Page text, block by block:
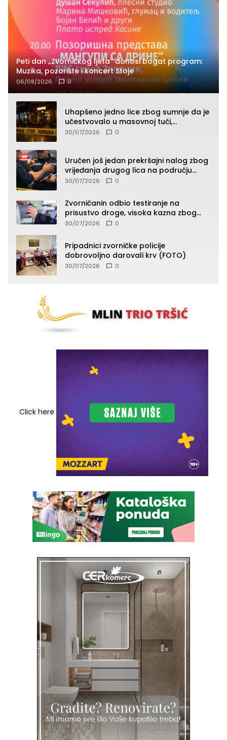
Peti dan „Zvorničkog ljeta“ donosi bogat program:
Muzika, pozorište i koncert Stoje
06/08/2026 0
Uhapšeno jedno lice zbog sumnje da je
učestvovalo u masovnoj tuči,
maloljetnik zadobio povrede
30/07/2026 0
Uručen još jedan prekršajni nalog zbog
vrijeđanja drugog lica na području
Zvornika
30/07/2026 0
Zvorničanin odbio testiranje na
prisustvo droge, visoka kazna zbog
kršenja Zakona o osnovama
30/07/2026 0
Pripadnici zvorničke policije
dobrovoljno darovali krv (FOTO)
30/07/2026 0
Click here